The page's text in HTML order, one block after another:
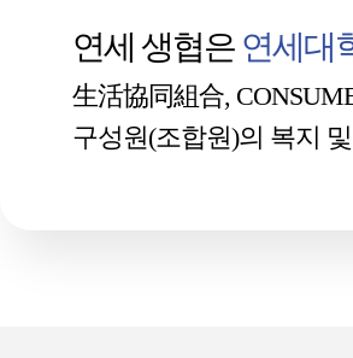
연세 생협은 연세대
生活協同組合,
구성원(조합원)의 복지